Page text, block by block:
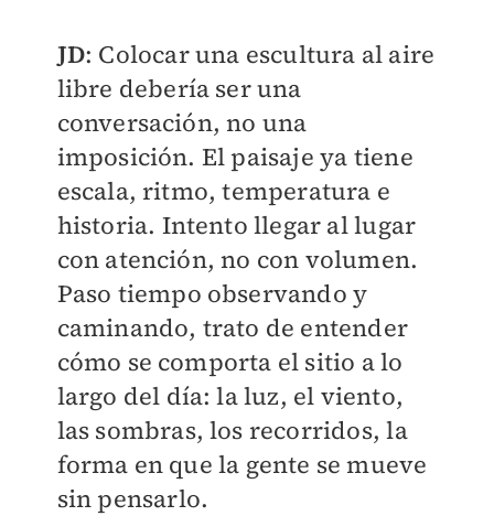
JD: Colocar una escultura al aire
libre debería ser una
conversación, no una
imposición. El paisaje ya tiene
escala, ritmo, temperatura e
historia. Intento llegar al lugar
con atención, no con volumen.
Paso tiempo observando y
caminando, trato de entender
cómo se comporta el sitio a lo
largo del día: la luz, el viento,
las sombras, los recorridos, la
forma en que la gente se mueve
sin pensarlo.